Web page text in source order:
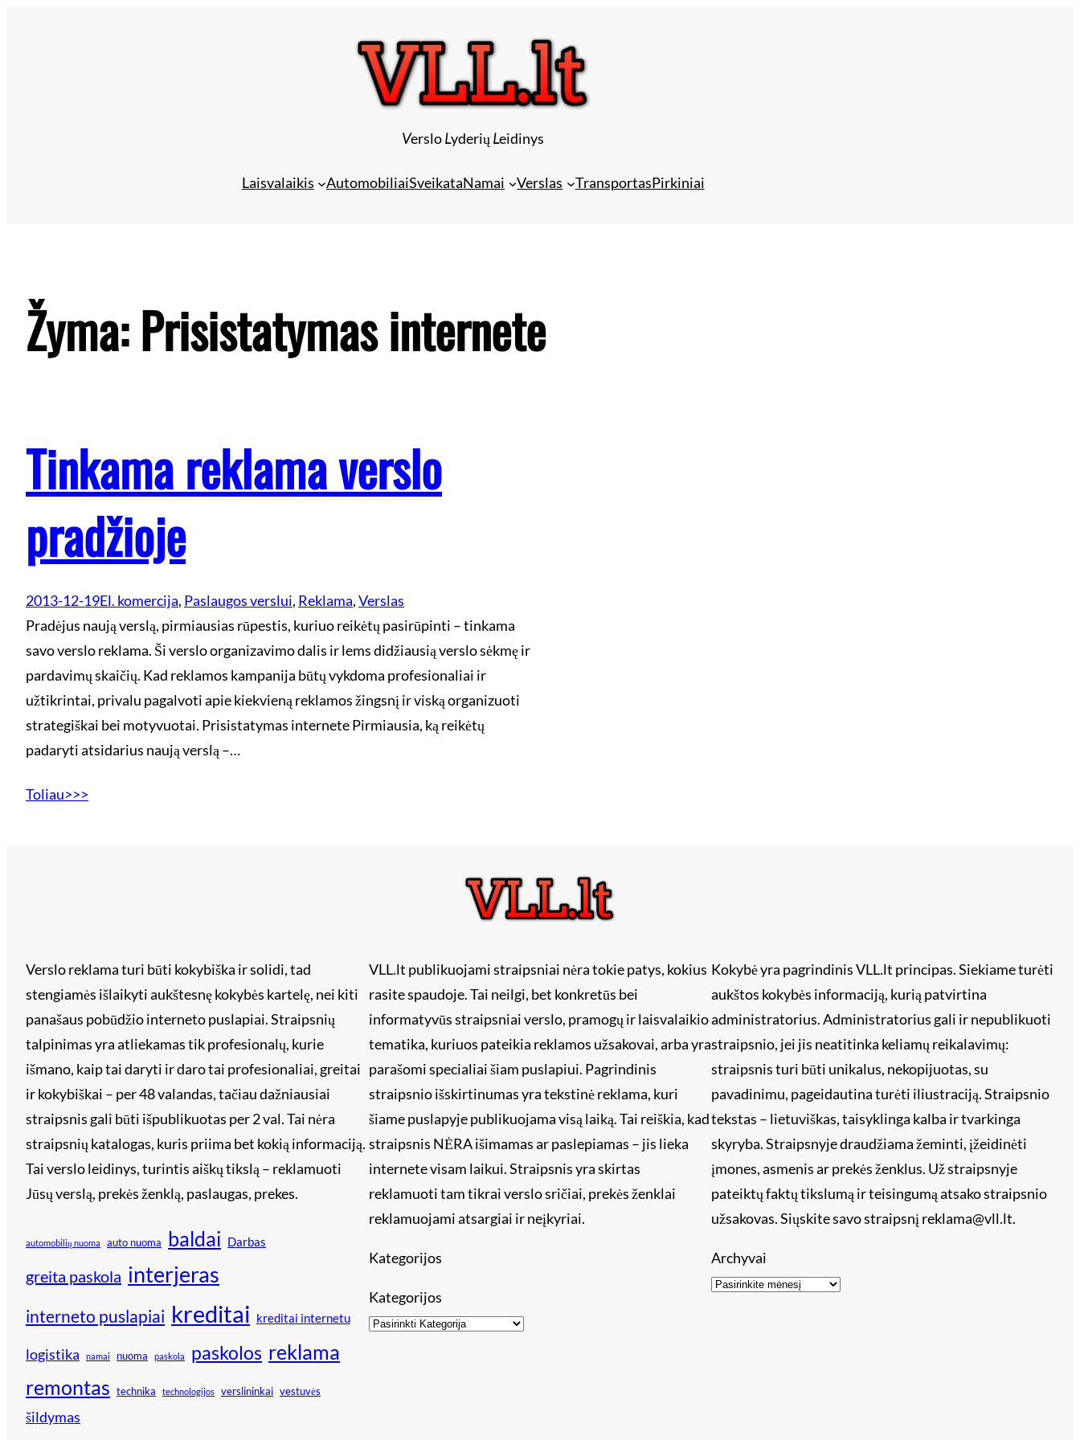
VersloLyderių Leidinys
Laisvalaikis AutomobiliaiSveikataNamai Verslas TransportasPirkiniai
Žyma:Prisistatymas internete
Tinkama reklama verslo
pradžioje
2013-12-19El. komercija, Paslaugos verslui, Reklama, Verslas
Pradėjus naują verslą, pirmiausias rūpestis, kuriuo reikėtų pasirūpinti – tinkama
savo verslo reklama. Ši verslo organizavimo dalis ir lems didžiausią verslo sėkmę ir
pardavimų skaičių. Kad reklamos kampanija būtų vykdoma profesionaliai ir
užtikrintai, privalu pagalvoti apie kiekvieną reklamos žingsnį ir viską organizuoti
strategiškai bei motyvuotai. Prisistatymas internete Pirmiausia, ką reikėtų
padaryti atsidarius naują verslą –…
Toliau>>>
Verslo reklama turi būti kokybiška ir solidi, tad
stengiamės išlaikyti aukštesnę kokybės kartelę, nei kiti
panašaus pobūdžio interneto puslapiai. Straipsnių
talpinimas yra atliekamas tik profesionalų, kurie
išmano, kaip tai daryti ir daro tai profesionaliai, greitai
ir kokybiškai – per 48 valandas, tačiau dažniausiai
straipsnis gali būti išpublikuotas per 2 val. Tai nėra
straipsnių katalogas, kuris priima bet kokią informaciją.
Tai verslo leidinys, turintis aiškų tikslą – reklamuoti
Jūsų verslą, prekės ženklą, paslaugas, prekes.
automobilių nuoma auto nuoma baldai Darbas
greita paskola interjeras
interneto puslapiai kreditai kreditai internetu
logistika namai nuoma paskola paskolos reklama
remontas technika technologijos verslininkai vestuvės
šildymas
VLL.lt publikuojami straipsniai nėra tokie patys, kokius
rasite spaudoje. Tai neilgi, bet konkretūs bei
informatyvūs straipsniai verslo, pramogų ir laisvalaikio
tematika, kuriuos pateikia reklamos užsakovai, arba yra
parašomi specialiai šiam puslapiui. Pagrindinis
straipsnio išskirtinumas yra tekstinė reklama, kuri
šiame puslapyje publikuojama visą laiką. Tai reiškia, kad
straipsnis NĖRA išimamas ar paslepiamas – jis lieka
internete visam laikui. Straipsnis yra skirtas
reklamuoti tam tikrai verslo sričiai, prekės ženklai
reklamuojami atsargiai ir neįkyriai.
Kategorijos
Kategorijos
Kokybė yra pagrindinis VLL.lt principas. Siekiame turėti
aukštos kokybės informaciją, kurią patvirtina
administratorius. Administratorius gali ir nepublikuoti
straipsnio, jei jis neatitinka keliamų reikalavimų:
straipsnis turi būti unikalus, nekopijuotas, su
pavadinimu, pageidautina turėti iliustraciją. Straipsnio
tekstas – lietuviškas, taisyklinga kalba ir tvarkinga
skyryba. Straipsnyje draudžiama žeminti, įžeidinėti
įmones, asmenis ar prekės ženklus. Už straipsnyje
pateiktų faktų tikslumą ir teisingumą atsako straipsnio
užsakovas. Siųskite savo straipsnį reklama@vll.lt.
Archyvai